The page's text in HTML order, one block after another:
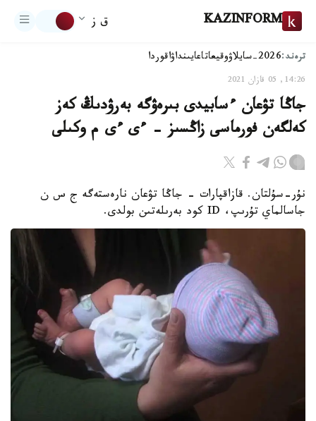
KAZINFORM ق ز
ترەند:2026-سايلاۋ وقيعاتاعايىنداۋاقوردا
14:26, 05 قازان 2021
جاڭا تۋعان ءسابيدى بىرەۋگە بەرۋدىڭ كەز
كەلگەن فورماسى زاڭسىز - ءى ءى م وكىلى
نۇر-سۇلتان. قازاقپارات - جاڭا تۋعان نارەستەگە ج س ن
جاسالماي تۇرىپ، ID كود بەرىلەتىن بولدى.